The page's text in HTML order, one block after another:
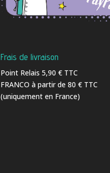
Frais de livraison
Point Relais 5,90 € TTC
FRANCO à partir de 80 € TTC
(uniquement en France)